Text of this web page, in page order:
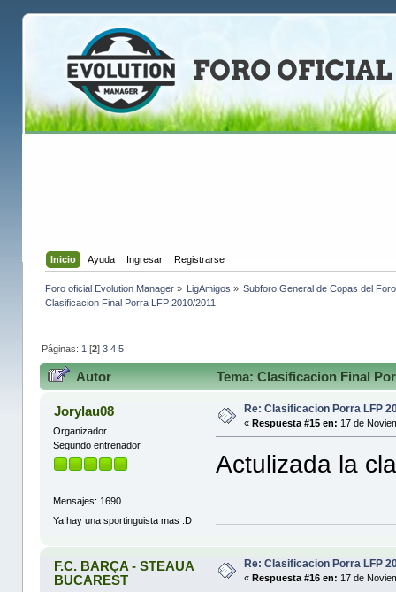
Inicio Ayuda Ingresar Registrarse
Foro oficial Evolution Manager» LigAmigos » Subforo General de Copas del
Clasificacion Final Porra LFP 2010/2011
Páginas: 1 [2] 3 4 5
Autor Tema: Clasificacion Final
Jorylau08
Organizador
Segundo entrenador
Mensajes: 1690
Ya hay una sportinguista mas :D
Re: Clasificacion Porra LFP
«Respuesta #15 en: 17 de
Actulizada la
F.C. BARÇA - STEAUA
BUCAREST
Re: Clasificacion Porra LFP
«Respuesta #16 en: 17 de